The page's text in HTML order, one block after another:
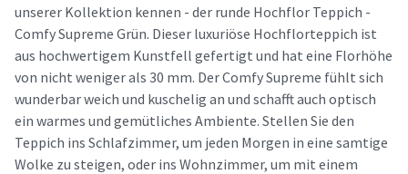
unserer Kollektion kennen - der runde Hochflor Teppich -
Comfy Supreme Grün. Dieser luxuriöse Hochflorteppich ist
aus hochwertigem Kunstfell gefertigt und hat eine Florhöhe
von nicht weniger als 30 mm. Der Comfy Supreme fühlt sich
wunderbar weich und kuschelig an und schafft auch optisch
ein warmes und gemütliches Ambiente. Stellen Sie den
Teppich ins Schlafzimmer, um jeden Morgen in eine samtige
Wolke zu steigen, oder ins Wohnzimmer, um mit einem